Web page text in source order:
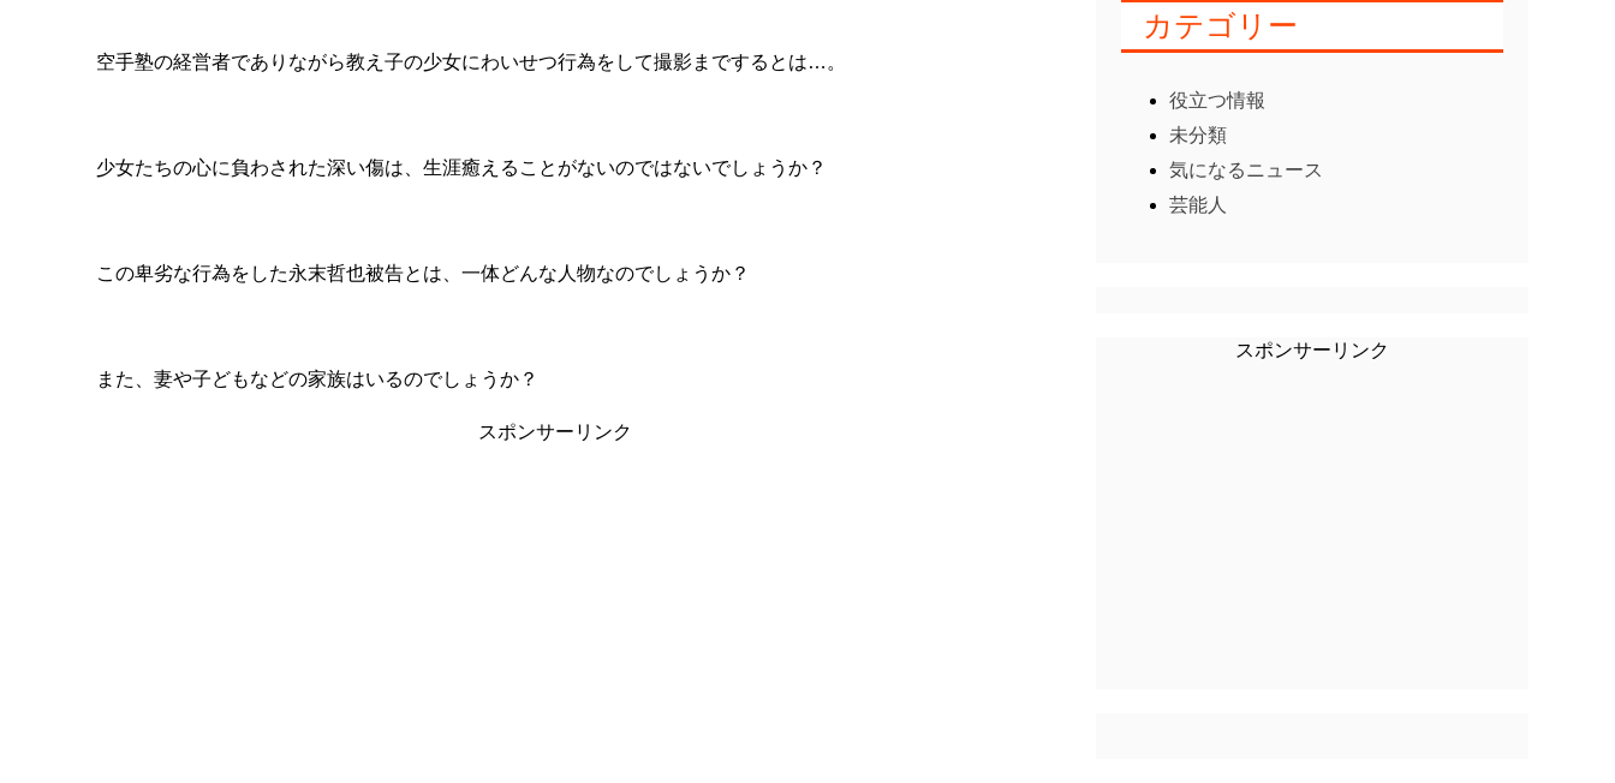
空手塾の経営者でありながら教え子の少女にわいせつ行為をして撮影までするとは…。
少女たちの心に負わされた深い傷は、生涯癒えることがないのではないでしょうか？
この卑劣な行為をした永末哲也被告とは、一体どんな人物なのでしょうか？
また、妻や子どもなどの家族はいるのでしょうか？
スポンサーリンク
カテゴリー
役立つ情報
未分類
気になるニュース
芸能人
スポンサーリンク